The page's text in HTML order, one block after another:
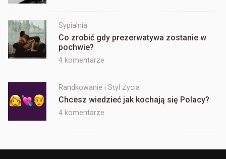
zaliczyły
trójkąt
Sypialnia
Co zrobić gdy prezerwatywa zostanie w
pochwie?
4 komentarze
gdy
prezerwatywa
Randkowanie i Styl Życia
Chcesz wiedzieć jak kochają się Polacy?
4 komentarze